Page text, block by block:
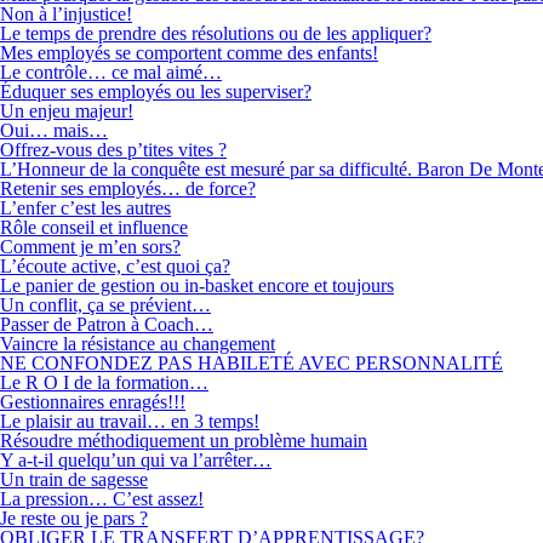
Non à l’injustice!
Le temps de prendre des résolutions ou de les appliquer?
Mes employés se comportent comme des enfants!
Le contrôle… ce mal aimé…
Éduquer ses employés ou les superviser?
Un enjeu majeur!
Oui… mais…
Offrez-vous des p’tites vites ?
L’Honneur de la conquête est mesuré par sa difficulté. Baron De
Retenir ses employés… de force?
L’enfer c’est les autres
Rôle conseil et influence
Comment je m’en sors?
L’écoute active, c’est quoi ça?
Le panier de gestion ou in-basket encore et toujours
Un conflit, ça se prévient…
Passer de Patron à Coach…
Vaincre la résistance au changement
NE CONFONDEZ PAS HABILETÉ AVEC PERSONNALITÉ
Le R O I de la formation…
Gestionnaires enragés!!!
Le plaisir au travail… en 3 temps!
Résoudre méthodiquement un problème humain
Y a-t-il quelqu’un qui va l’arrêter…
Un train de sagesse
La pression… C’est assez!
Je reste ou je pars ?
OBLIGER LE TRANSFERT D’APPRENTISSAGE?